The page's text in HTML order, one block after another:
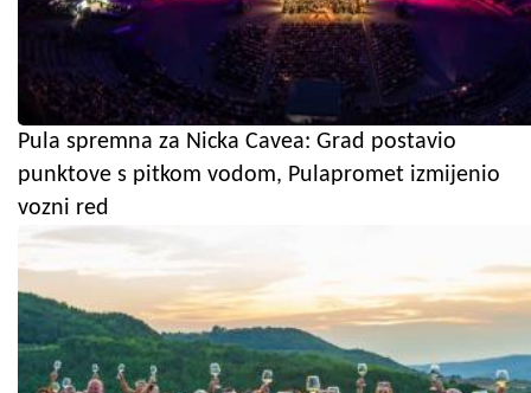
Pula spremna za Nicka Cavea: Grad postavio
punktove s pitkom vodom, Pulapromet izmijenio
vozni red